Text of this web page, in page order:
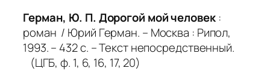
Герман, Ю. П. Дорогой мой человек :
роман / Юрий Герман. – Москва : Рипол,
1993. – 432 с. – Текст непосредственный.
(ЦГБ, ф. 1, 6, 16, 17, 20)